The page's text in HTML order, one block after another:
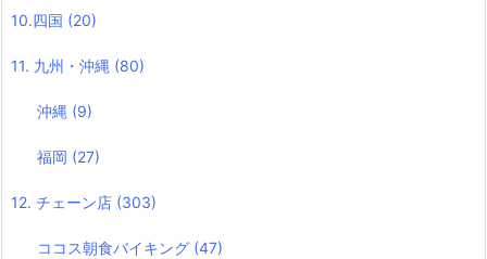
10.四国 (20)
11. 九州・沖縄 (80)
沖縄 (9)
福岡 (27)
12. チェーン店 (303)
ココス朝食バイキング (47)